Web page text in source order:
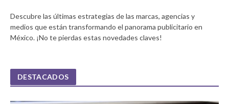
Descubre las últimas estrategias de las marcas, agencias y
medios que están transformando el panorama publicitario en
México. ¡No te pierdas estas novedades claves!
DESTACADOS